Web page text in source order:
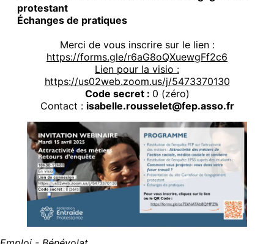
protestant
Échanges de pratiques
Merci de vous inscrire sur le lien :
https://forms.gle/r6aG8oQXuewgFf2c6
Lien pour la visio :
https://us02web.zoom.us/j/5473370130
Code secret : 0 (zéro)
Contact : isabelle.rousselet@fep.asso.fr